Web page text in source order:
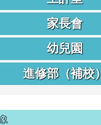
家長會
幼兒園
進修部（補校）
內容